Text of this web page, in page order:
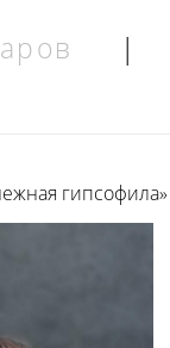
|
гипсофила»